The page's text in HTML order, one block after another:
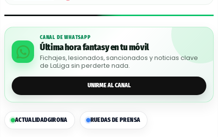
CANAL DE WHATSAPP
Última hora fantasy en tu móvil
Fichajes, lesionados, sancionados y noticias clave
de LaLiga sin perderte nada.
UNIRME AL CANAL
ACTUALIDADGIRONA RUEDAS DE PRENSA